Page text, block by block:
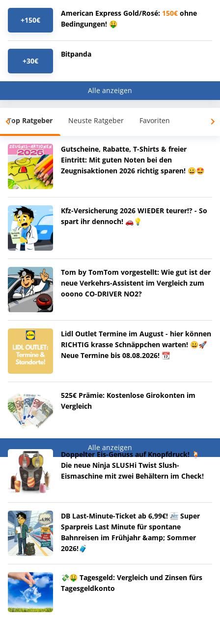
+150€
American Express Gold/Rosé: 150€ ohne
Bedingungen! 🤑
+30€
Bitpanda
Alle anzeigen
Top Ratgeber Neuste Ratgeber Favoriten
Gutscheine, Rabatte, T-Shirts & freier
Eintritt: Mit guten Noten bei den
Zeugnisaktionen 2026 richtig sparen! 😀🤩
Kfz-Versicherung 2026 WIEDER teurer!? - So
spart ihr dennoch! 🚗💡
Tom by TomTom vorgestellt: Wie gut ist der
neue Verkehrs-Assistent im Vergleich zum
ooono CO-DRIVER NO2?
Lidl Outlet Termine im August - hier können
RICHTIG krasse Schnäppchen warten! 😀🚀
Neue Termine bis 08.08.2026! 📆
525€ Prämie: Kostenlose Girokonten im
Vergleich
Alle anzeigen
Doppelter Eis-Genuss auf Knopfdruck! 🍹
Die neue Ninja SLUSHi Twist Slush-
Eismaschine mit zwei Behältern im Check!
DB Last-Minute-Ticket ab 6,99€! 🚈 Super
Sparpreis Last Minute für spontane
Bahnreisen im Frühjahr &amp; Sommer
2026!🧳
💸🤑 Tagesgeld: Vergleich und Zinsen fürs
Tagesgeldkonto